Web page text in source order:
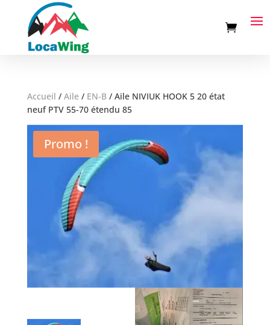
Accueil / Aile/ EN-B/ Aile NIVIUK HOOK 5 20 état
neuf PTV 55-70 étendu 85
Promo !